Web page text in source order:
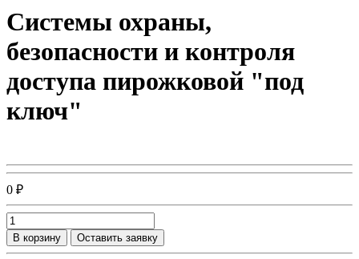
Системы охраны,
безопасности и контроля
доступа пирожковой "под
ключ"
0 ₽
В корзину Оставить заявку